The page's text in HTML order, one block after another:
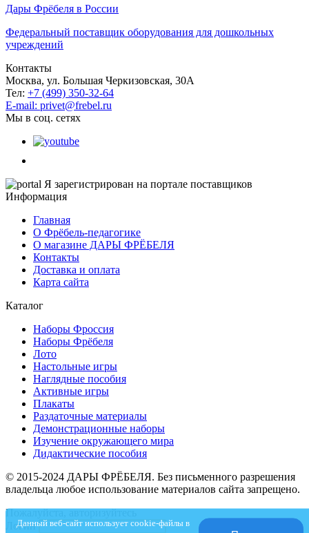
Дары Фрёбеля в России
Федеральный поставщик оборудования для дошкольных
учреждений
Контакты
Москва, ул. Большая Черкизовская, 30А
Тел: +7 (499) 350-32-64
E-mail: privet@frebel.ru
Мы в соц. сетях
Я зарегистрирован на портале поставщиков
Информация
Главная
О Фрёбель-педагогике
О магазине ДАРЫ ФРЁБЕЛЯ
Контакты
Доставка и оплата
Карта сайта
Каталог
Наборы Фроссия
Наборы Фрёбеля
Лото
Настольные игры
Наглядные пособия
Активные игры
Плакаты
Раздаточные материалы
Демонстрационные наборы
Изучение окружающего мира
Дидактические пособия
© 2015-2024 ДАРЫ ФРЁБЕЛЯ. Без письменного разрешения
владельца любое использование материалов сайта запрещено.
Пожалуйста, авторизуйтесь
Логин
Данный веб-сайт использует cookie-файлы в